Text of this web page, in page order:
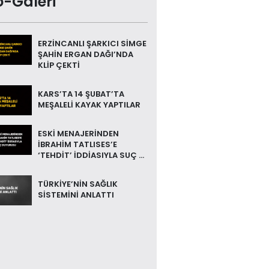
ERZİNCANLI ŞARKICI SİMGE
ŞAHİN ERGAN DAĞI’NDA
KLİP ÇEKTİ
KARS’TA 14 ŞUBAT’TA
MEŞALELİ KAYAK YAPTILAR
ESKİ MENAJERİNDEN
İBRAHİM TATLISES’E
‘TEHDİT’ İDDİASIYLA SUÇ ...
TÜRKİYE’NİN SAĞLIK
SİSTEMİNİ ANLATTI